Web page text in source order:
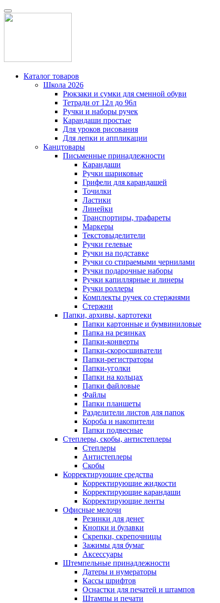
Каталог товаров
Школа 2026
Рюкзаки и сумки для сменной обуви
Тетради от 12л до 96л
Ручки и наборы ручек
Карандаши простые
Для уроков рисования
Для лепки и аппликации
Канцтовары
Письменные принадлежности
Карандаши
Ручки шариковые
Грифели для карандашей
Точилки
Ластики
Линейки
Транспортиры, трафареты
Маркеры
Текстовыделители
Ручки гелевые
Ручки на подставке
Ручки со стираемыми чернилами
Ручки подарочные наборы
Ручки капиллярные и линеры
Ручки роллеры
Комплекты ручек со стержнями
Стержни
Папки, архивы, картотеки
Папки картонные и бумвиниловые
Папка на резинках
Папки-конверты
Папки-скоросшиватели
Папки-регистраторы
Папки-уголки
Папки на кольцах
Папки файловые
Файлы
Папки планшеты
Разделители листов для папок
Короба и накопители
Папки подвесные
Степлеры, скобы, антистеплеры
Степлеры
Антистеплеры
Скобы
Корректирующие средства
Корректирующие жидкости
Корректирующие карандаши
Корректирующие ленты
Офисные мелочи
Резинки для денег
Кнопки и булавки
Скрепки, скрепочницы
Зажимы для бумаг
Аксессуары
Штемпельные принадлежности
Датеры и нумераторы
Кассы шрифтов
Оснастки для печатей и штампов
Штампы и печати